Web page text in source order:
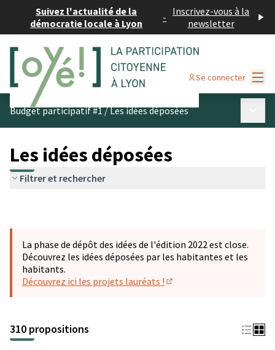
Suivez l'actualité de la
démocratie locale à Lyon
- Inscrivez-vous à la
newsletter
Se connecter
Budget participatif #1/Les idées déposées
Les idées déposées
Filtrer et rechercher
La phase de dépôt des idées de l'édition 2022 est close.
Découvrez les idées déposées par les habitantes et les
habitants.
Découvrez ici les projets lauréats !
310 propositions